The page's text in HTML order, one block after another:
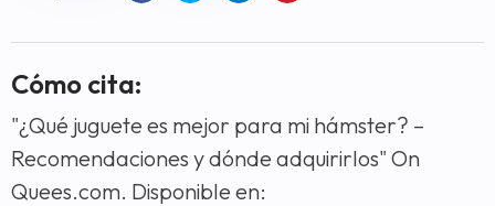
Cómo cita:
"¿Qué juguete es mejor para mi hámster? –
Recomendaciones y dónde adquirirlos" On
Quees.com. Disponible en: